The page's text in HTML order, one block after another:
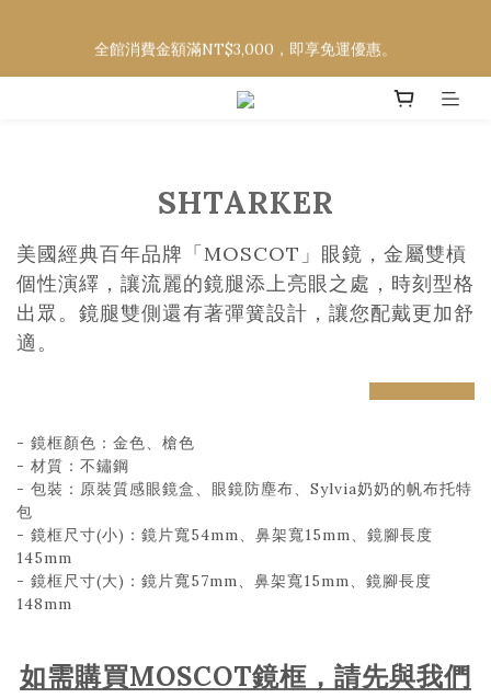
群平台詢問款式及價格
全館消費金額滿NT$3,000，即享免運優惠。
欲購買CELINE、DIOR、FENDI、LOEWE、MOSCOT，請至社
SHTARKER
美國經典百年品牌「MOSCOT」眼鏡，金屬雙槓
個性演繹，讓流麗的鏡腿添上亮眼之處，時刻型格
出眾。鏡腿雙側還有著彈簧設計，讓您配戴更加舒
適。
prev
- 鏡框顏色：金色、槍色
- 材質：不鏽鋼
- 包裝：原裝質感眼鏡盒、眼鏡防塵布、Sylvia奶奶的帆布托特
包
- 鏡框尺寸(小)：鏡片寬54mm、鼻架寬15mm、鏡腳長度
145mm
- 鏡框尺寸(大)：鏡片寬57mm、鼻架寬15mm、鏡腳長度
148mm
如需購買MOSCOT鏡框，請先與我們